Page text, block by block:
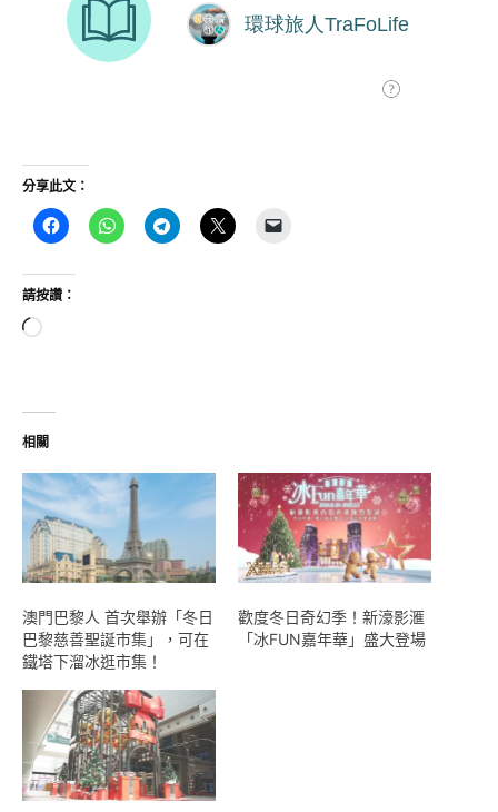
分享此文：
請按讚：
正
入...
相關
澳門巴黎人 首次舉辦「冬日
巴黎慈善聖誕市集」，可在
鐵塔下溜冰逛市集！
歡度冬日奇幻季！新濠影滙
「冰FUN嘉年華」盛大登場